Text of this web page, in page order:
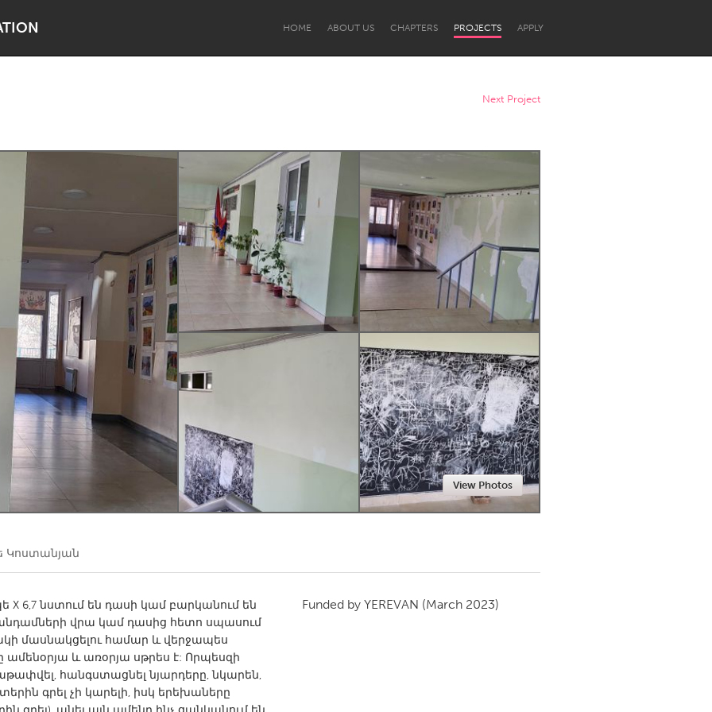
HOME ABOUT US CHAPTERS PROJECTS APPLY
Lake Mac Lower Hunter
Newcastle
Kitchener-Waterloo
Newmarket
Next Project
View Photos
Կոստանյան
X 6,7 նստում են դասի կամ բարկանում են
անդամների վրա կամ դասից հետո սպասում
մասնակցելու համար և վերջապես
ամենօրյա և առօրյա սթրես է: Որպեսզի
հանգստացնել նյարդերը, նկարեն,
գրել չի կարելի, իսկ երեխաները
Funded by YEREVAN (March 2023)